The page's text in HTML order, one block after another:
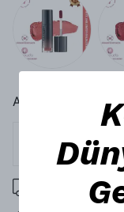
Aynı Gün Kargo
1000 TL üzeri